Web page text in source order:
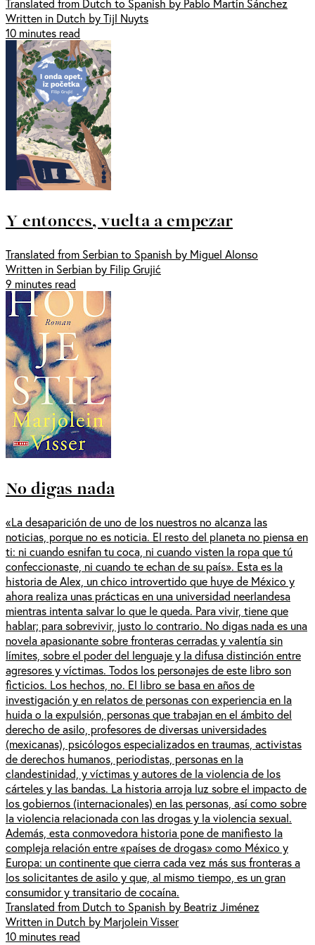
Translated from Dutch to Spanish by Pablo Martín Sánchez
Written in Dutch by Tijl Nuyts
10 minutes read
Y entonces, vuelta a empezar
Translated from Serbian to Spanish by Miguel Alonso
Written in Serbian by Filip Grujić
9 minutes read
No digas nada
«La desaparición de uno de los nuestros no alcanza las
noticias, porque no es noticia. El resto del planeta no piensa en
ti: ni cuando esnifan tu coca, ni cuando visten la ropa que tú
confeccionaste, ni cuando te echan de su país». Esta es la
historia de Alex, un chico introvertido que huye de México y
ahora realiza unas prácticas en una universidad neerlandesa
mientras intenta salvar lo que le queda. Para vivir, tiene que
hablar; para sobrevivir, justo lo contrario. No digas nada es una
novela apasionante sobre fronteras cerradas y valentía sin
límites, sobre el poder del lenguaje y la difusa distinción entre
agresores y víctimas. Todos los personajes de este libro son
ficticios. Los hechos, no. El libro se basa en años de
investigación y en relatos de personas con experiencia en la
huida o la expulsión, personas que trabajan en el ámbito del
derecho de asilo, profesores de diversas universidades
(mexicanas), psicólogos especializados en traumas, activistas
de derechos humanos, periodistas, personas en la
clandestinidad, y víctimas y autores de la violencia de los
cárteles y las bandas. La historia arroja luz sobre el impacto de
los gobiernos (internacionales) en las personas, así como sobre
la violencia relacionada con las drogas y la violencia sexual.
Además, esta conmovedora historia pone de manifiesto la
compleja relación entre «países de drogas» como México y
Europa: un continente que cierra cada vez más sus fronteras a
los solicitantes de asilo y que, al mismo tiempo, es un gran
consumidor y transitario de cocaína.
Translated from Dutch to Spanish by Beatriz Jiménez
Written in Dutch by Marjolein Visser
10 minutes read